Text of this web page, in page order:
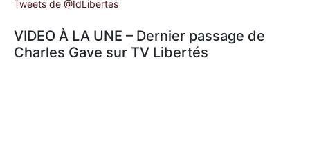
Tweets de @IdLibertes
VIDEO À LA UNE – Dernier passage de
Charles Gave sur TV Libertés